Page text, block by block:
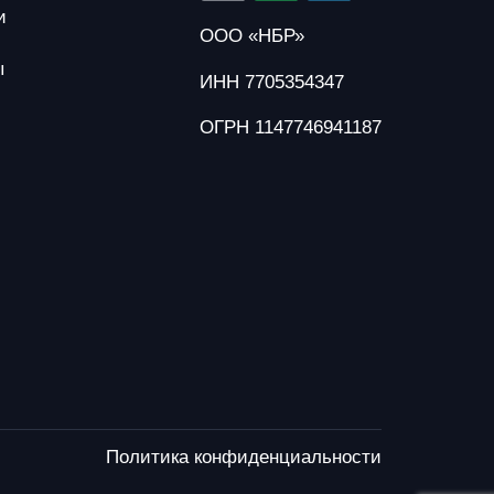
ООО «НБР»
ИНН 7705354347
ОГРН 1147746941187
Политика конфиденциальности